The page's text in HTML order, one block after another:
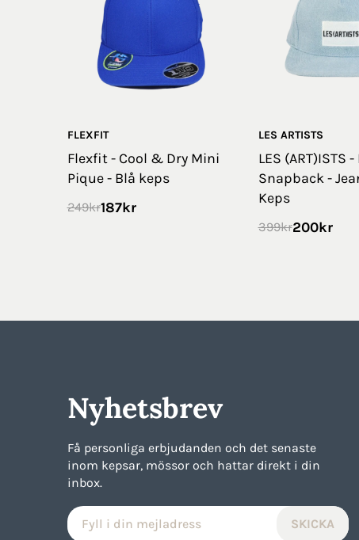
FLEXFIT
Flexfit - Cool & Dry Mini
Pique - Blå keps
249kr187kr
LES ARTISTS
LES (ART)ISTS
Snapback -
Keps
399kr200kr
Nyhetsbrev
Få personliga erbjudanden och det senaste
inom kepsar, mössor och hattar direkt i din
inbox.